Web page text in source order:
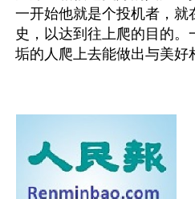
一开始他就是个投机者，就
史，以达到往上爬的目的
垢的人爬上去能做出与美好